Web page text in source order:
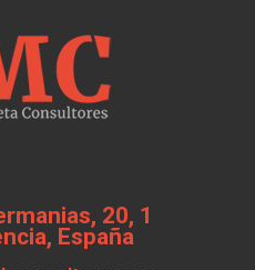
20, 1
España